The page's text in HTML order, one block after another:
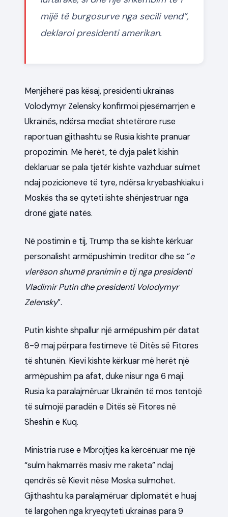
mijë të burgosurve nga secili vend”,
deklaroi presidenti amerikan.
Menjëherë pas kësaj, presidenti ukrainas
Volodymyr Zelensky konfirmoi pjesëmarrjen e
Ukrainës, ndërsa mediat shtetërore ruse
raportuan gjithashtu se Rusia kishte pranuar
propozimin. Më herët, të dyja palët kishin
deklaruar se pala tjetër kishte vazhduar sulmet
ndaj pozicioneve të tyre, ndërsa kryebashkiaku i
Moskës tha se qyteti ishte shënjestruar nga
dronë gjatë natës.
Në postimin e tij, Trump tha se kishte kërkuar
personalisht armëpushimin treditor dhe se “e
vlerëson shumë pranimin e tij nga presidenti
Vladimir Putin dhe presidenti Volodymyr
Zelensky”.
Putin kishte shpallur një armëpushim për datat
8-9 maj përpara festimeve të Ditës së Fitores
të shtunën. Kievi kishte kërkuar më herët një
armëpushim pa afat, duke nisur nga 6 maji.
Rusia ka paralajmëruar Ukrainën të mos tentojë
të sulmojë paradën e Ditës së Fitores në
Sheshin e Kuq.
Ministria ruse e Mbrojtjes ka kërcënuar me një
“sulm hakmarrës masiv me raketa” ndaj
qendrës së Kievit nëse Moska sulmohet.
Gjithashtu ka paralajmëruar diplomatët e huaj
të largohen nga kryeqyteti ukrainas para 9